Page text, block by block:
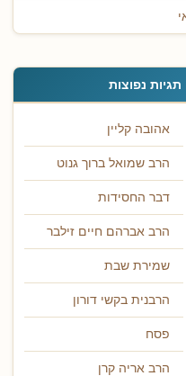
תגיות נפוצות
אהובה קליין
הרב שמואל ברוך גנוט
דבר החסידות
הרב אברהם חיים זילבר
שמירת שבת
הרבנית בקשי דורון
פסח
הרב אריה קרן